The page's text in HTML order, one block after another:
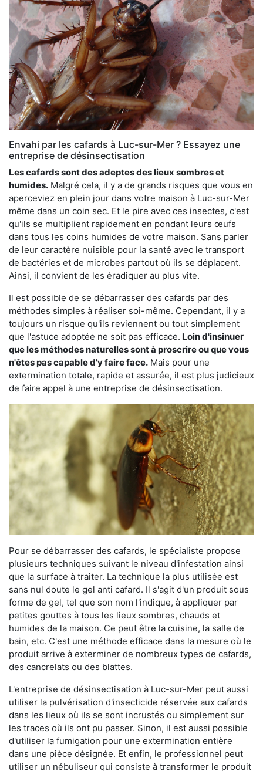
Envahi par les cafards à Luc-sur-Mer ? Essayez une
entreprise de désinsectisation
Les cafards sont des adeptes des lieux sombres et
humides. Malgré cela, il y a de grands risques que vous en
aperceviez en plein jour dans votre maison à Luc-sur-Mer
même dans un coin sec. Et le pire avec ces insectes, c'est
qu'ils se multiplient rapidement en pondant leurs œufs
dans tous les coins humides de votre maison. Sans parler
de leur caractère nuisible pour la santé avec le transport
de bactéries et de microbes partout où ils se déplacent.
Ainsi, il convient de les éradiquer au plus vite.
Il est possible de se débarrasser des cafards par des
méthodes simples à réaliser soi-même. Cependant, il y a
toujours un risque qu'ils reviennent ou tout simplement
que l'astuce adoptée ne soit pas efficace. Loin d'insinuer
que les méthodes naturelles sont à proscrire ou que vous
n'êtes pas capable d'y faire face. Mais pour une
extermination totale, rapide et assurée, il est plus judicieux
de faire appel à une entreprise de désinsectisation.
Pour se débarrasser des cafards, le spécialiste propose
plusieurs techniques suivant le niveau d'infestation ainsi
que la surface à traiter. La technique la plus utilisée est
sans nul doute le gel anti cafard. Il s'agit d'un produit sous
forme de gel, tel que son nom l'indique, à appliquer par
petites gouttes à tous les lieux sombres, chauds et
humides de la maison. Ce peut être la cuisine, la salle de
bain, etc. C'est une méthode efficace dans la mesure où le
produit arrive à exterminer de nombreux types de cafards,
des cancrelats ou des blattes.
L'entreprise de désinsectisation à Luc-sur-Mer peut aussi
utiliser la pulvérisation d'insecticide réservée aux cafards
dans les lieux où ils se sont incrustés ou simplement sur
les traces où ils ont pu passer. Sinon, il est aussi possible
d'utiliser la fumigation pour une extermination entière
dans une pièce désignée. Et enfin, le professionnel peut
utiliser un nébuliseur qui consiste à transformer le produit